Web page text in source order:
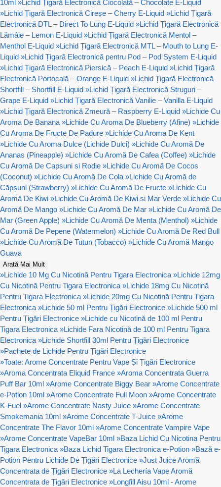
10ml »Lichid Țigară Electronică Ciocolată – Chocolate E-Liquid
»Lichid Țigară Electronică Cireșe – Cherry E-Liquid »Lichid Țigară
Electronică DTL – Direct To Lung E-Liquid »Lichid Țigară Electronică
Lămâie – Lemon E-Liquid »Lichid Țigară Electronică Mentol –
Menthol E-Liquid »Lichid Țigară Electronică MTL – Mouth to Lung E-
Liquid »Lichid Țigară Electronică pentru Pod – Pod System E-Liquid
»Lichid Țigară Electronică Piersică – Peach E-Liquid »Lichid Țigară
Electronică Portocală – Orange E-Liquid »Lichid Țigară Electronică
Shortfill – Shortfill E-Liquid »Lichid Țigară Electronică Struguri –
Grape E-Liquid »Lichid Țigară Electronică Vanilie – Vanilla E-Liquid
»Lichid Țigară Electronică Zmeură – Raspberry E-Liquid »Lichide Cu
Aroma De Banana »Lichide Cu Aroma De Blueberry (Afine) »Lichide
Cu Aroma De Fructe De Padure »Lichide Cu Aroma De Kent
»Lichide Cu Aroma Dulce (Lichide Dulci) »Lichide Cu Aromă De
Ananas (Pineapple) »Lichide Cu Aromă De Cafea (Coffee) »Lichide
Cu Aromă De Capsuni si Rodie »Lichide Cu Aromă De Cocos
(Coconut) »Lichide Cu Aromă De Cola »Lichide Cu Aromă de
Căpșuni (Strawberry) »Lichide Cu Aromă De Fructe »Lichide Cu
Aromă De Kiwi »Lichide Cu Aromă De Kiwi si Mar Verde »Lichide Cu
Aromă De Mango »Lichide Cu Aromă De Mar »Lichide Cu Aromă De
Mar (Green Apple) »Lichide Cu Aromă De Menta (Menthol) »Lichide
Cu Aromă De Pepene (Watermelon) »Lichide Cu Aromă De Red Bull
»Lichide Cu Aromă De Tutun (Tobacco) »Lichide Cu Aromă Mango
Guava
Arată Mai Mult
»Lichide 10 Mg Cu Nicotină Pentru Tigara Electronica »Lichide 12mg
Cu Nicotină Pentru Tigara Electronica »Lichide 18mg Cu Nicotină
Pentru Tigara Electronica »Lichide 20mg Cu Nicotină Pentru Tigara
Electronica »Lichide 50 ml Pentru Țigări Electronice »Lichide 500 ml
Pentru Țigări Electronice »Lichide cu Nicotină de 100 ml Pentru
Tigara Electronica »Lichide Fara Nicotină de 100 ml Pentru Tigara
Electronica »Lichide Shortfill 30ml Pentru Țigări Electronice
»Pachete de Lichide Pentru Țigări Electronice
»Toate: Arome Concentrate Pentru Vape Și Țigări Electronice
»Aroma Concentrata Eliquid France »Aroma Concentrata Guerra
Puff Bar 10ml »Arome Concentrate Biggy Bear »Arome Concentrate
e-Potion 10ml »Arome Concentrate Full Moon »Arome Concentrate
K-Fuel »Arome Concentrate Nasty Juice »Arome Concentrate
Smokemania 10ml »Arome Concentrate T-Juice »Arome
Concentrate The Flavor 10ml »Arome Concentrate Vampire Vape
»Arome Concentrate VapeBar 10ml »Baza Lichid Cu Nicotina Pentru
Tigara Electronica »Baza Lichid Tigara Electronica e-Potion »Bază e-
Potion Pentru Lichide De Țigări Electronice »Just Juice Aromă
Concentrata de Țigări Electronice »La Lechería Vape Aromă
Concentrata de Țigări Electronice »Longfill Aisu 10ml - Arome